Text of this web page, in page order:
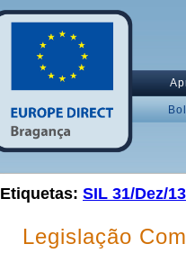
Etiquetas: SIL 31/Dez/13
Legislação